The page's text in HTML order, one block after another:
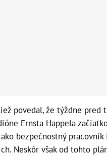
povedal, že týždne
Ernsta Happela
bezpečnostný
Neskôr však od tohto